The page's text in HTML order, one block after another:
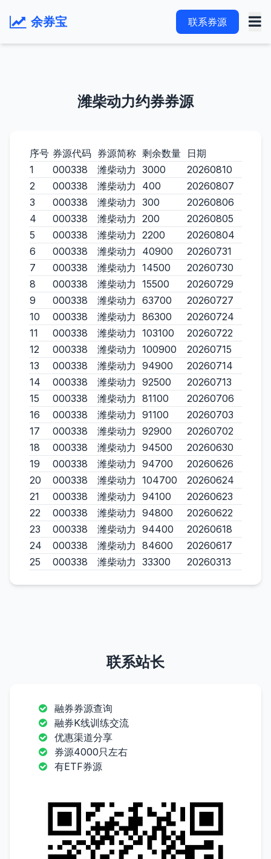
余券宝 联系券源
潍柴动力约券券源
序号 券源代码 券源简称 剩余数量 日期
1
000338 潍柴动力 3000
20260810
2
000338 潍柴动力 400
20260807
3
000338 潍柴动力 300
20260806
4
000338 潍柴动力 200
20260805
5
000338 潍柴动力 2200
20260804
6
000338 潍柴动力 40900
20260731
7
000338 潍柴动力 14500
20260730
8
000338 潍柴动力 15500
20260729
9
000338 潍柴动力 63700
20260727
10
000338 潍柴动力 86300
20260724
11
000338 潍柴动力 103100
20260722
12
000338 潍柴动力 100900
20260715
13
000338 潍柴动力 94900
20260714
14
000338 潍柴动力 92500
20260713
15
000338 潍柴动力 81100
20260706
16
000338 潍柴动力 91100
20260703
17
000338 潍柴动力 92900
20260702
18
000338 潍柴动力 94500
20260630
19
000338 潍柴动力 94700
20260626
20
000338 潍柴动力 104700
20260624
21
000338 潍柴动力 94100
20260623
22
000338 潍柴动力 94800
20260622
23
000338 潍柴动力 94400
20260618
24
000338 潍柴动力 84600
20260617
25
000338 潍柴动力 33300 20260313
联系站长
融券券源查询
融券K线训练交流
优惠渠道分享
券源4000只左右
有ETF券源